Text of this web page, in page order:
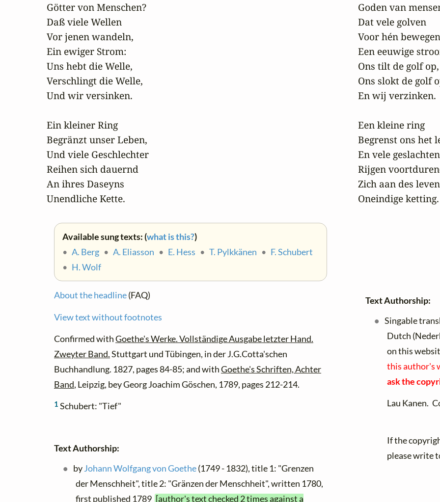
Götter von Menschen?
Daß viele Wellen
Vor jenen wandeln,
Ein ewiger Strom:
Uns hebt die Welle,
Verschlingt die Welle,
Und wir versinken.
Ein kleiner Ring
Begränzt unser Leben,
Und viele Geschlechter
Reihen sich dauernd
An ihres Daseyns
Unendliche Kette.
Available sung texts: (what is this?)
• A. Berg • A. Eliasson • E. Hess • T. Pylkkänen • F. Schubert
• H. Wolf
About the headline(FAQ)
View text without footnotes
Confirmed withGoethe's Werke. Vollständige Ausgabe letzter Hand.
Zweyter Band.Stuttgart und Tübingen, in der J.G.Cotta'schen
Buchhandlung. 1827, pages 84-85; and withGoethe's Schriften, Achter
Band, Leipzig, bey Georg Joachim Göschen, 1789, pages 212-214.
1 Schubert: "Tief"
Text Authorship:
byJohann Wolfgang von Goethe(1749 - 1832), title 1: "Grenzen
der Menschheit", title 2: "Gränzen der Menschheit", written 1780,
first published 1789 [author's text checked 2 times against a
Goden van
Dat vele golven
Voor hén
Een eeuwige
Ons tilt de golf op,
Ons slokt de golf
En wij verzinken.
Een kleine ring
Begrenst ons het
En vele geslachten
Rijgen
Zich aan des
Oneindige ketting.
Text Authorship:
Singable
Dutch
on this
this author's
ask the
Lau Kanen.
If the
please write